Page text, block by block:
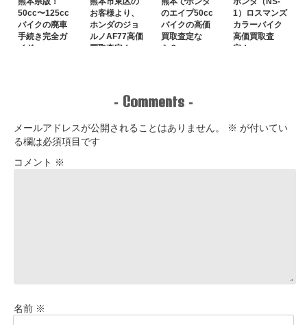
50cc〜125cc
バイクの廃車
手続き完全ガ
イド
お客様より、
ホンダのジョ
ルノAF77高価
買取査定！
のエイプ50cc
バイクの高価
買取査定な
ら？
1）ロスマンズ
カラーバイク
高価買取査
定！
- Comments -
メールアドレスが公開されることはありません。 ※ が付いてい
る欄は必須項目です
コメント ※
名前 ※